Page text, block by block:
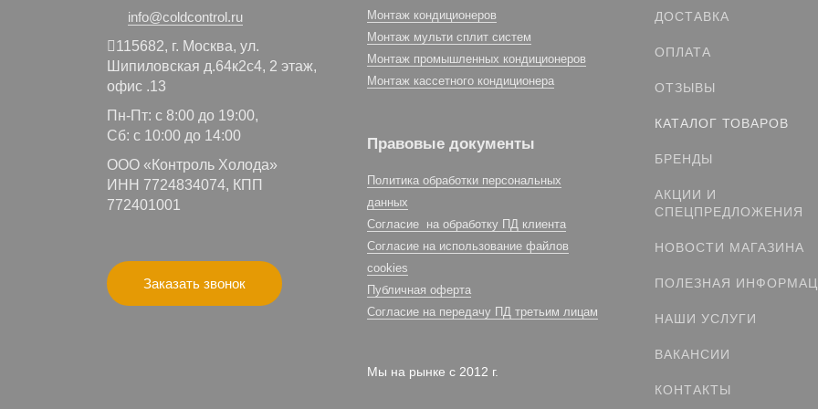
info@coldcontrol.ru
115682, г. Москва, ул.
Шипиловская д.64к2с4, 2 этаж,
офис .13
Пн-Пт: с 8:00 до 19:00,
Сб: с 10:00 до 14:00
ООО «Контроль Холода»
ИНН 7724834074, КПП
772401001
Заказать звонок
Монтаж кондиционеров
Монтаж мульти сплит систем
Монтаж промышленных кондиционеров
Монтаж кассетного кондиционера
Правовые документы
Политика обработки персональных
данных
Согласие на обработку ПД клиента
Согласие на использование файлов
cookies
Публичная оферта
Согласие на передачу ПД третьим лицам
Мы на рынке с 2012 г.
ДОСТАВКА
ОПЛАТА
ОТЗЫВЫ
КАТАЛОГ ТОВАРОВ
БРЕНДЫ
АКЦИИ И
СПЕЦПРЕДЛОЖЕНИЯ
НОВОСТИ МАГАЗИНА
ПОЛЕЗНАЯ
НАШИ УСЛУГИ
ВАКАНСИИ
КОНТАКТЫ